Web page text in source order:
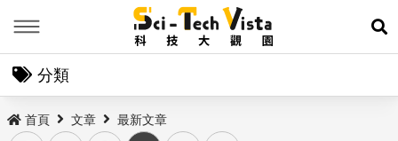
展
分類
首頁 文章 最新文章